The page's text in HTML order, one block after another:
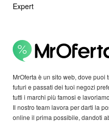
MrOferta è un sito web, dove
futuri e passati dei tuoi negozi
tutti i marchi più famosi e
Il nostro team lavora per darti la
online il prima possibile, dandoti
Expert